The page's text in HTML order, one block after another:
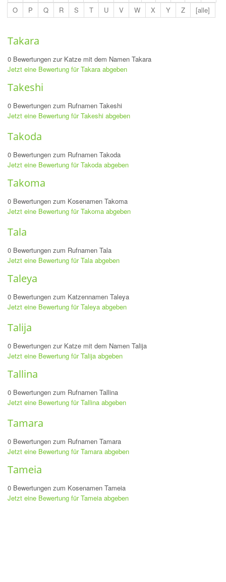
O
P Q R S T U V W X Y Z [alle]
Takara
0 Bewertungen zur Katze mit dem Namen Takara
Jetzt eine Bewertung für Takara abgeben
Takeshi
0 Bewertungen zum Rufnamen Takeshi
Jetzt eine Bewertung für Takeshi abgeben
Takoda
0 Bewertungen zum Rufnamen Takoda
Jetzt eine Bewertung für Takoda abgeben
Takoma
0 Bewertungen zum Kosenamen Takoma
Jetzt eine Bewertung für Takoma abgeben
Tala
0 Bewertungen zum Rufnamen Tala
Jetzt eine Bewertung für Tala abgeben
Taleya
0 Bewertungen zum Katzennamen Taleya
Jetzt eine Bewertung für Taleya abgeben
Talija
0 Bewertungen zur Katze mit dem Namen Talija
Jetzt eine Bewertung für Talija abgeben
Tallina
0 Bewertungen zum Rufnamen Tallina
Jetzt eine Bewertung für Tallina abgeben
Tamara
0 Bewertungen zum Rufnamen Tamara
Jetzt eine Bewertung für Tamara abgeben
Tameia
0 Bewertungen zum Kosenamen Tameia
Jetzt eine Bewertung für Tameia abgeben